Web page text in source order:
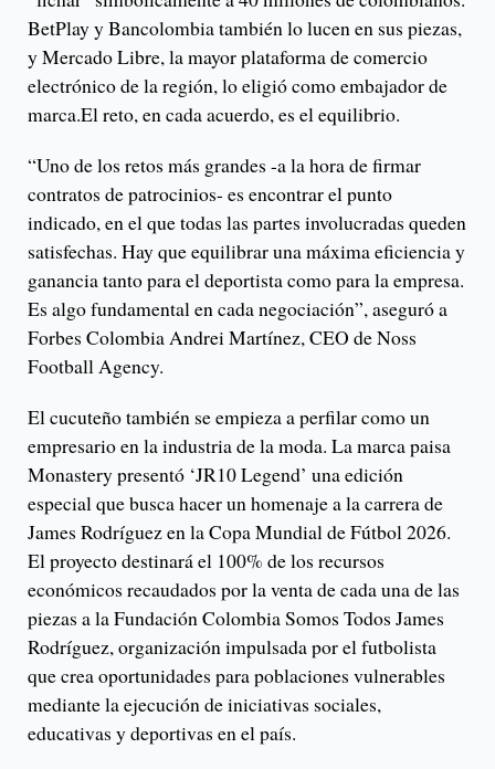
BetPlay y Bancolombia también lo lucen en sus piezas,
y Mercado Libre, la mayor plataforma de comercio
electrónico de la región, lo eligió como embajador de
marca.El reto, en cada acuerdo, es el equilibrio.
“Uno de los retos más grandes -a la hora de firmar
contratos de patrocinios- es encontrar el punto
indicado, en el que todas las partes involucradas queden
satisfechas. Hay que equilibrar una máxima eficiencia y
ganancia tanto para el deportista como para la empresa.
Es algo fundamental en cada negociación”, aseguró a
Forbes Colombia Andrei Martínez, CEO de Noss
Football Agency.
El cucuteño también se empieza a perfilar como un
empresario en la industria de la moda. La marca paisa
Monastery presentó ‘JR10 Legend’ una edición
especial que busca hacer un homenaje a la carrera de
James Rodríguez en la Copa Mundial de Fútbol 2026.
El proyecto destinará el 100% de los recursos
económicos recaudados por la venta de cada una de las
piezas a la Fundación Colombia Somos Todos James
Rodríguez, organización impulsada por el futbolista
que crea oportunidades para poblaciones vulnerables
mediante la ejecución de iniciativas sociales,
educativas y deportivas en el país.